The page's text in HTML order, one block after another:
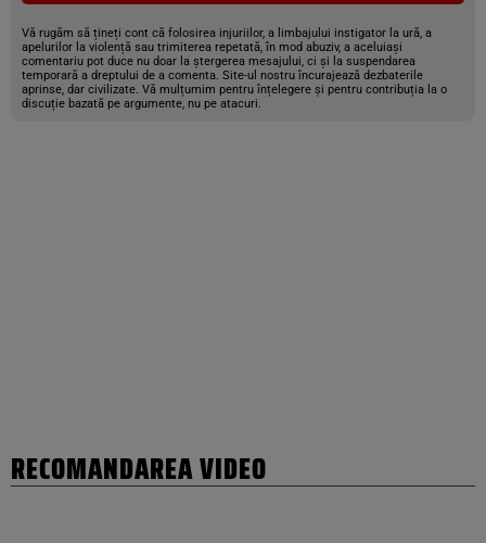
Vă rugăm să țineți cont că folosirea injuriilor, a limbajului instigator la ură, a
apelurilor la violență sau trimiterea repetată, în mod abuziv, a aceluiași
comentariu pot duce nu doar la ștergerea mesajului, ci și la suspendarea
temporară a dreptului de a comenta. Site-ul nostru încurajează dezbaterile
aprinse, dar civilizate. Vă mulțumim pentru înțelegere și pentru contribuția la o
discuție bazată pe argumente, nu pe atacuri.
RECOMANDAREA VIDEO